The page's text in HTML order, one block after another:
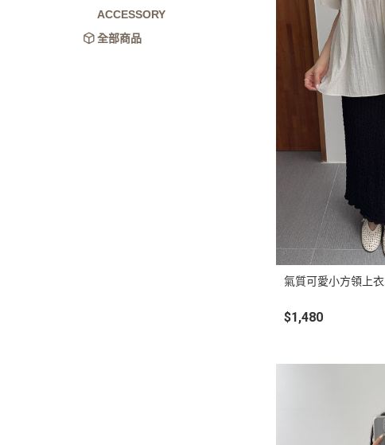
ACCESSORY
全部商品
氣質可愛小方領上衣
$1,480